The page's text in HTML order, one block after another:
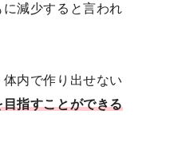
減少すると言われ
内で作り出せない
指すことができる